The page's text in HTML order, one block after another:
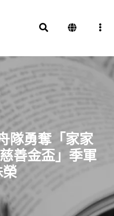
隊勇奪「家家
善金盃」季軍